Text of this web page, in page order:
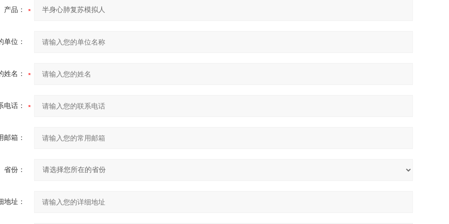
产品：
单位：
姓名：
电话：
邮箱：
省份：
地址：